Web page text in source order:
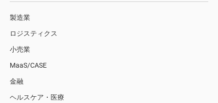
製造業
ロジスティクス
小売業
MaaS/CASE
金融
ヘルスケア・医療